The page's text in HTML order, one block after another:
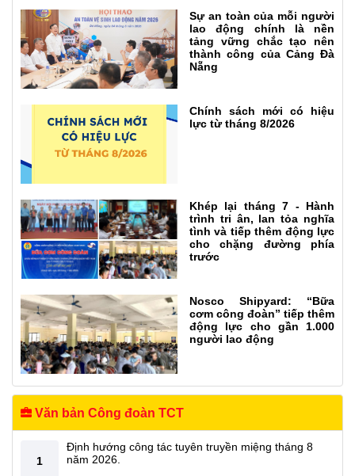
Sự an toàn của mỗi người
lao động chính là nền
tảng vững chắc tạo nên
thành công của Cảng Đà
Nẵng
Chính sách mới có hiệu
lực từ tháng 8/2026
Khép lại tháng 7 - Hành
trình tri ân, lan tỏa nghĩa
tình và tiếp thêm động lực
cho chặng đường phía
trước
Nosco Shipyard: “Bữa
cơm công đoàn” tiếp thêm
động lực cho gần 1.000
người lao động
Văn bản Công đoàn TCT
1
Định hướng công tác tuyên truyền miệng tháng 8
năm 2026.